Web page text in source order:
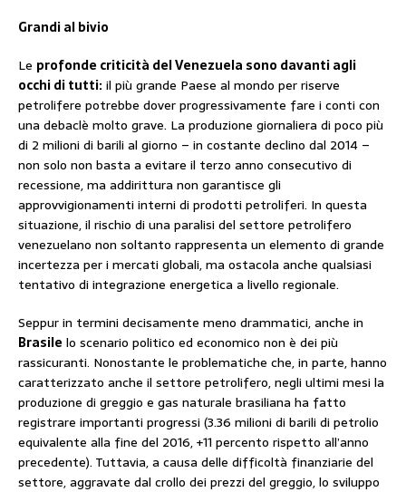
Grandi al bivio
Le profonde criticità del Venezuela sono davanti agli
occhi di tutti:il più grande Paese al mondo per riserve
petrolifere potrebbe dover progressivamente fare i conti con
una debaclè molto grave. La produzione giornaliera di poco più
di 2 milioni di barili al giorno – in costante declino dal 2014 –
non solo non basta a evitare il terzo anno consecutivo di
recessione, ma addirittura non garantisce gli
approvvigionamenti interni di prodotti petroliferi. In questa
situazione, il rischio di una paralisi del settore petrolifero
venezuelano non soltanto rappresenta un elemento di grande
incertezza per i mercati globali, ma ostacola anche qualsiasi
tentativo di integrazione energetica a livello regionale.
Seppur in termini decisamente meno drammatici, anche in
Brasile lo scenario politico ed economico non è dei più
rassicuranti. Nonostante le problematiche che, in parte, hanno
caratterizzato anche il settore petrolifero, negli ultimi mesi la
produzione di greggio e gas naturale brasiliana ha fatto
registrare importanti progressi (3.36 milioni di barili di petrolio
equivalente alla fine del 2016, +11 percento rispetto all’anno
precedente). Tuttavia, a causa delle difficoltà finanziarie del
settore, aggravate dal crollo dei prezzi del greggio, lo sviluppo